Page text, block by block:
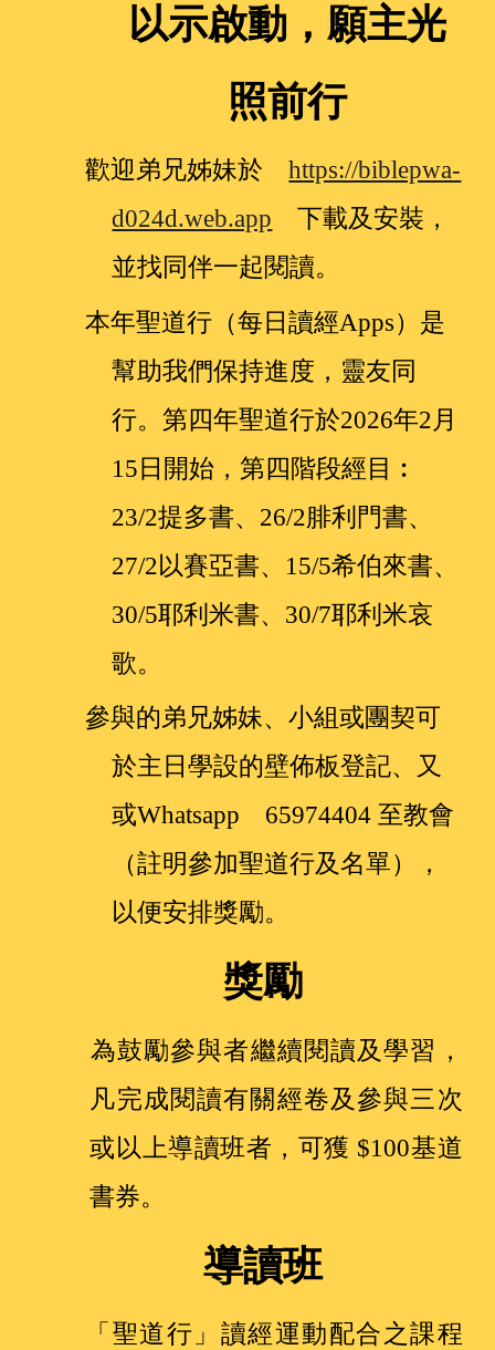
以示啟動，願主光
照前行
歡迎弟兄姊妹於https://biblepwa-
d024d.web.app 下載及安裝，
並找 同伴一起閱讀。
本年聖道行（每日讀經Apps）是
幫助我們保持進度，靈友同
行。第 四年聖道行於2026年2 月
15 日開始， 第四階段經目︰
23/2提多書、26/2腓利門書、
27/2以賽亞書、15/5希伯來書、
30/5耶利米書、30/7耶利米哀
歌。
參與的弟兄姊妹、小組或團契可
於主日學設的壁佈板登記、又
或Whatsapp 65974404 至教會
（註明參加聖道行及名單），
以便安排獎勵。
獎勵
為鼓勵參與者繼續閱讀及學習，
凡完成閱讀有關經卷及參與三次
或以上導讀班者，可獲 $100基道
書券。
導讀班
「聖道行」讀經運動配合之課程